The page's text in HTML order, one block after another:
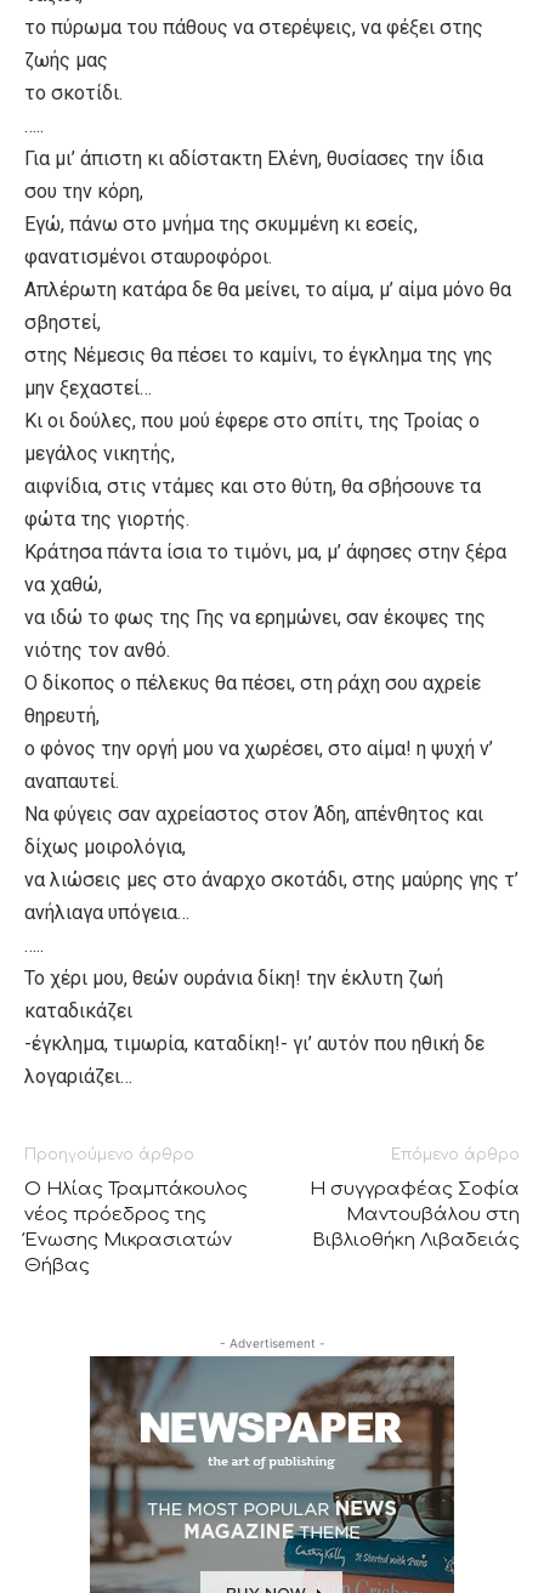
το πύρωμα του πάθους να στερέψεις, να φέξει στης
ζωής μας
το σκοτίδι.
…..
Για μι’ άπιστη κι αδίστακτη Ελένη, θυσίασες την ίδια
σου την κόρη,
Εγώ, πάνω στο μνήμα της σκυμμένη κι εσείς,
φανατισμένοι σταυροφόροι.
Απλέρωτη κατάρα δε θα μείνει, το αίμα, μ’ αίμα μόνο θα
σβηστεί,
στης Νέμεσις θα πέσει το καμίνι, το έγκλημα της γης
μην ξεχαστεί…
Κι οι δούλες, που μού έφερε στο σπίτι, της Τροίας ο
μεγάλος νικητής,
αιφνίδια, στις ντάμες και στο θύτη, θα σβήσουνε τα
φώτα της γιορτής.
Κράτησα πάντα ίσια το τιμόνι, μα, μ’ άφησες στην ξέρα
να χαθώ,
να ιδώ το φως της Γης να ερημώνει, σαν έκοψες της
νιότης τον ανθό.
Ο δίκοπος ο πέλεκυς θα πέσει, στη ράχη σου αχρείε
θηρευτή,
ο φόνος την οργή μου να χωρέσει, στο αίμα! η ψυχή ν’
αναπαυτεί.
Να φύγεις σαν αχρείαστος στον Άδη, απένθητος και
δίχως μοιρολόγια,
να λιώσεις μες στο άναρχο σκοτάδι, στης μαύρης γης τ’
ανήλιαγα υπόγεια…
…..
Το χέρι μου, θεών ουράνια δίκη! την έκλυτη ζωή
καταδικάζει
-έγκλημα, τιμωρία, καταδίκη!- γι’ αυτόν που ηθική δε
λογαριάζει…
Προηγούμενο άρθρο
Ο Ηλίας Τραμπάκουλος
νέος πρόεδρος της
Ένωσης Μικρασιατών
Θήβας
Επόμενο άρθρο
Η συγγραφέας Σοφία
Μαντουβάλου στη
Βιβλιοθήκη Λιβαδειάς
- Advertisement -